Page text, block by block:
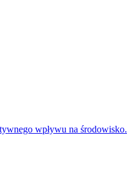
wpływu na środowisko.